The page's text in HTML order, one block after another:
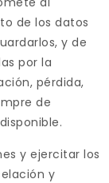
de los datos
y de
por la
pérdida,
de
y ejercitar los
y